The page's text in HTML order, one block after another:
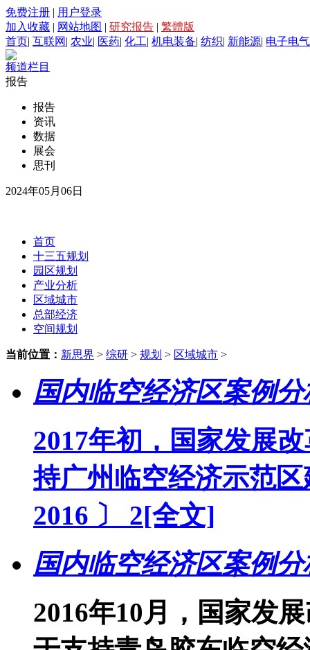
免费注册 | 用户登录
加入收藏 | 网站地图 | 研究报告 | 繁體版
首页| 互联网 | 农业| 医药| 化工| 机电装备| 纺织| 新能源| 电子电气
频道栏目
报告
报告
资讯
数据
展会
思刊
2024年05月06日
首页
十三五规划
园区规划
产业分析
区域城市
总部经济
空间规划
当前位置： 新思界 > 综研 > 规划 > 区域城市 >
国内临空经济区案例
2017年初，国家发展
持广州临空经济示范
2016 〕 2[全文]
国内临空经济区案例
2016年10月，国家发